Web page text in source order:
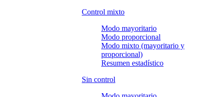
Control mixto
Modo mayoritario
Modo proporcional
Modo mixto (mayoritario y
proporcional)
Resumen estadístico
Sin control